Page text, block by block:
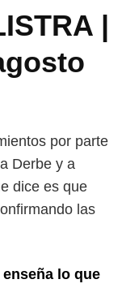
|
por parte
Derbe y a
dice es que
las
lo que